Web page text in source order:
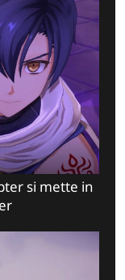
si mette in